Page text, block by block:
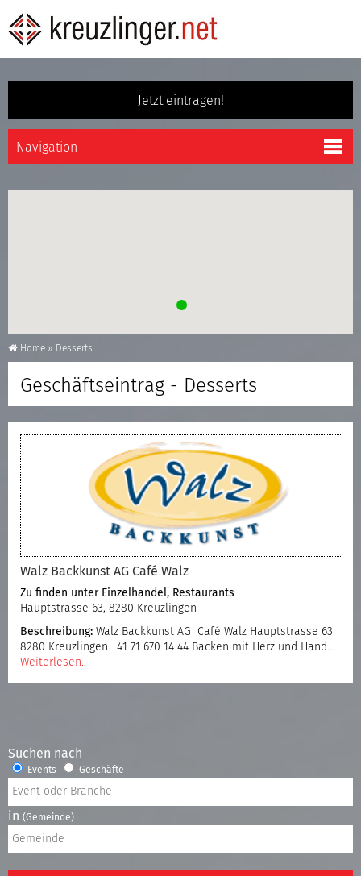
Jetzt eintragen!
Home » Desserts
Geschäftseintrag - Desserts
Walz Backkunst AG Café Walz
Zu finden unter Einzelhandel, Restaurants
Hauptstrasse 63, 8280 Kreuzlingen
Beschreibung: Walz Backkunst AG Café Walz Hauptstrasse 63
8280 Kreuzlingen +41 71 670 14 44 Backen mit Herz und Hand…
Weiterlesen..
Suchen nach
Events Geschäfte
in (Gemeinde)